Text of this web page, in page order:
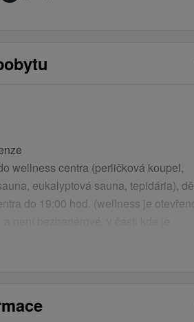
wellness centra (perličková koupel,
eukalyptová sauna, tepidária),
do 19:00 hod. (wellness je
v saunách na patře je